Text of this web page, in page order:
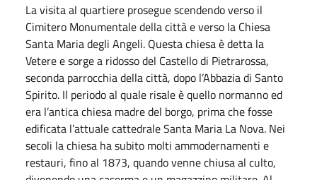
La visita al quartiere prosegue scendendo verso il
Cimitero Monumentale della città e verso la Chiesa
Santa Maria degli Angeli. Questa chiesa è detta la
Vetere e sorge a ridosso del Castello di Pietrarossa,
seconda parrocchia della città, dopo l’Abbazia di Santo
Spirito. Il periodo al quale risale è quello normanno ed
era l’antica chiesa madre del borgo, prima che fosse
edificata l’attuale cattedrale Santa Maria La Nova. Nei
secoli la chiesa ha subito molti ammodernamenti e
restauri, fino al 1873, quando venne chiusa al culto,